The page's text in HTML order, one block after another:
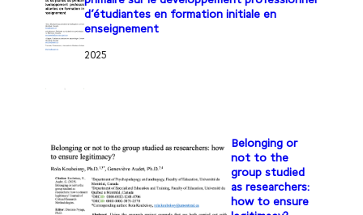
d’étudiantes en formation initiale en
enseignement
2025
Belonging or
not to the
group studied
as researchers:
how to ensure